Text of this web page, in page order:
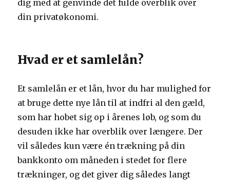
dig med at genvinde det fulde overblik over
din privatøkonomi.
Hvad er et samlelån?
Et samlelån er et lån, hvor du har mulighed for
at bruge dette nye lån til at indfri al den gæld,
som har hobet sig op i årenes løb, og som du
desuden ikke har overblik over længere. Der
vil således kun være én trækning på din
bankkonto om måneden i stedet for flere
trækninger, og det giver dig således langt